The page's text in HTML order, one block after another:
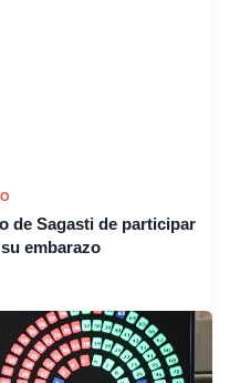
de Sagasti de participar
embarazo